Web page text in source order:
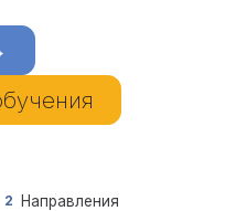
2 Направления